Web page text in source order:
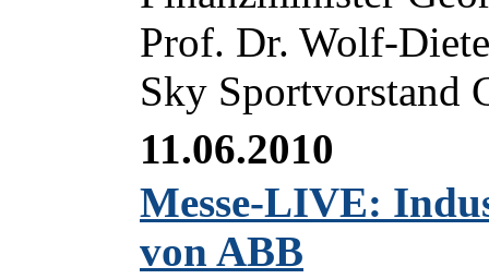
Prof. Dr. Wolf-
Sky Sportvorstand
11.06.2010
Messe-LIVE:
von ABB